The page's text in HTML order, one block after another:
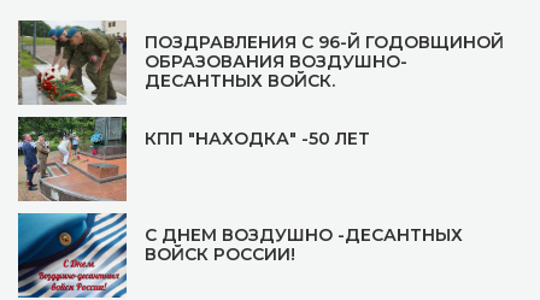
ПОЗДРАВЛЕНИЯ С 96-Й ГОДОВЩИНОЙ
ОБРАЗОВАНИЯ ВОЗДУШНО-
ДЕСАНТНЫХ ВОЙСК.
КПП "НАХОДКА" -50 ЛЕТ
С ДНЕМ ВОЗДУШНО -ДЕСАНТНЫХ
ВОЙСК РОССИИ!